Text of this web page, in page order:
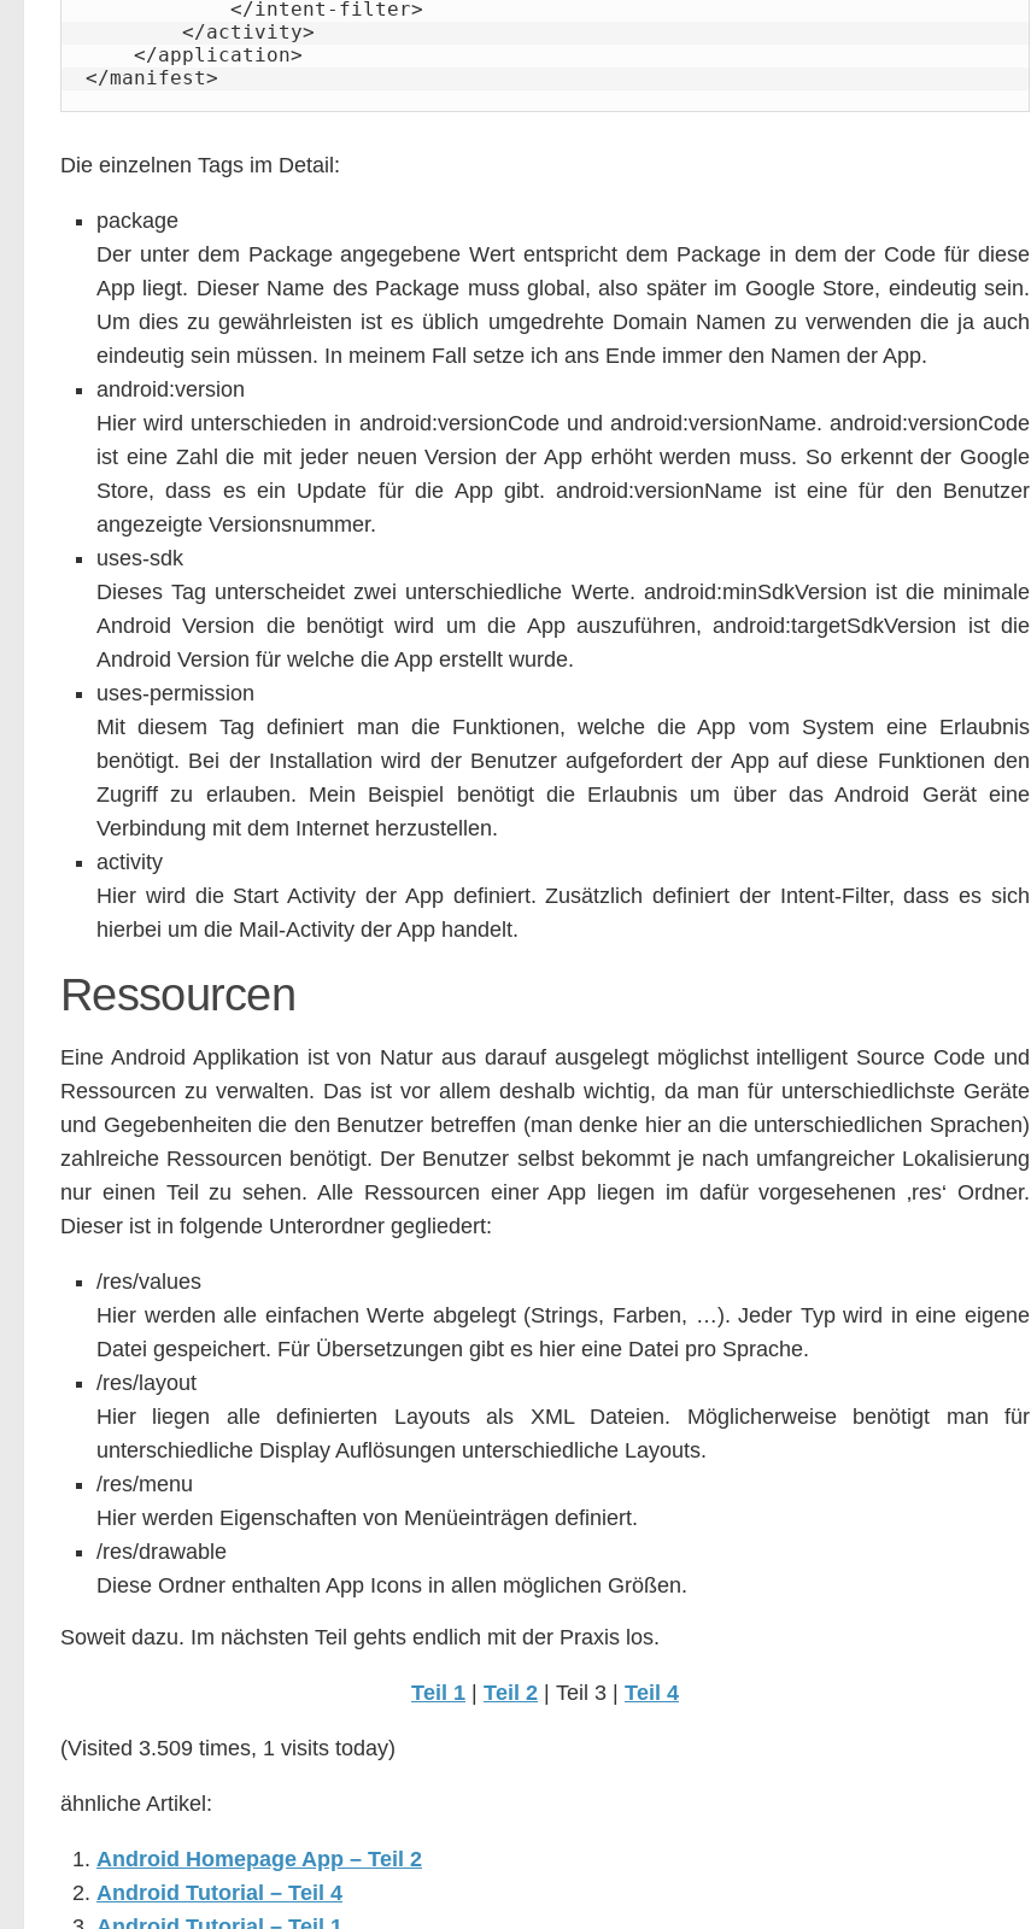
</manifest>
Die einzelnen Tags im Detail:
package
Der unter dem Package angegebene Wert entspricht dem Package in dem der Code für diese
App liegt. Dieser Name des Package muss global, also später im Google Store, eindeutig sein.
Um dies zu gewährleisten ist es üblich umgedrehte Domain Namen zu verwenden die ja auch
eindeutig sein müssen. In meinem Fall setze ich ans Ende immer den Namen der App.
android:version
Hier wird unterschieden in android:versionCode und android:versionName. android:versionCode
ist eine Zahl die mit jeder neuen Version der App erhöht werden muss. So erkennt der Google
Store, dass es ein Update für die App gibt. android:versionName ist eine für den Benutzer
angezeigte Versionsnummer.
uses-sdk
Dieses Tag unterscheidet zwei unterschiedliche Werte. android:minSdkVersion ist die minimale
Android Version die benötigt wird um die App auszuführen, android:targetSdkVersion ist die
Android Version für welche die App erstellt wurde.
uses-permission
Mit diesem Tag definiert man die Funktionen, welche die App vom System eine Erlaubnis
benötigt. Bei der Installation wird der Benutzer aufgefordert der App auf diese Funktionen den
Zugriff zu erlauben. Mein Beispiel benötigt die Erlaubnis um über das Android Gerät eine
Verbindung mit dem Internet herzustellen.
activity
Hier wird die Start Activity der App definiert. Zusätzlich definiert der Intent-Filter, dass es sich
hierbei um die Mail-Activity der App handelt.
Ressourcen
Eine Android Applikation ist von Natur aus darauf ausgelegt möglichst intelligent Source Code und
Ressourcen zu verwalten. Das ist vor allem deshalb wichtig, da man für unterschiedlichste Geräte
und Gegebenheiten die den Benutzer betreffen (man denke hier an die unterschiedlichen Sprachen)
zahlreiche Ressourcen benötigt. Der Benutzer selbst bekommt je nach umfangreicher Lokalisierung
nur einen Teil zu sehen. Alle Ressourcen einer App liegen im dafür vorgesehenen ‚res‘ Ordner.
Dieser ist in folgende Unterordner gegliedert:
/res/values
Hier werden alle einfachen Werte abgelegt (Strings, Farben, …). Jeder Typ wird in eine eigene
Datei gespeichert. Für Übersetzungen gibt es hier eine Datei pro Sprache.
/res/layout
Hier liegen alle definierten Layouts als XML Dateien. Möglicherweise benötigt man für
unterschiedliche Display Auflösungen unterschiedliche Layouts.
/res/menu
Hier werden Eigenschaften von Menüeinträgen definiert.
/res/drawable
Diese Ordner enthalten App Icons in allen möglichen Größen.
Soweit dazu. Im nächsten Teil gehts endlich mit der Praxis los.
Teil 1 Teil 2 | Teil 3 | Teil 4
(Visited 3.509 times, 1 visits today)
ähnliche Artikel:
Android Homepage App – Teil 2
Android Tutorial – Teil 4